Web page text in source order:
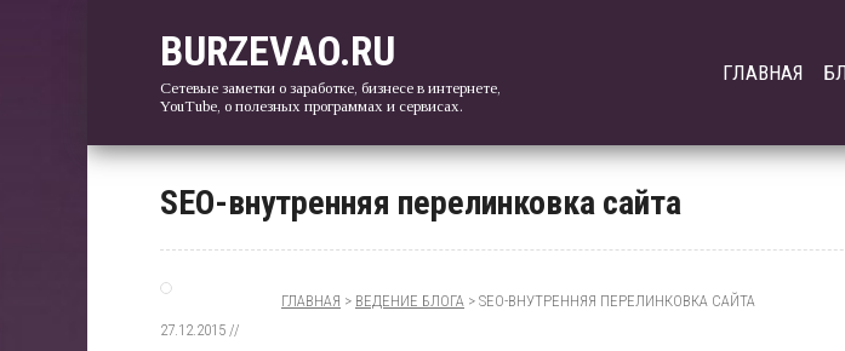
BURZEVAO.RU
Сетевые заметки о заработке, бизнесе в интернете,
YouTube, о полезных программах и сервисах.
ГЛАВНАЯ
SEO-внутренняя перелинковка сайта
ГЛАВНАЯ > ВЕДЕНИЕ БЛОГА > SEO-ВНУТРЕННЯЯ ПЕРЕЛИНКОВКА САЙТА
27.12.2015 //